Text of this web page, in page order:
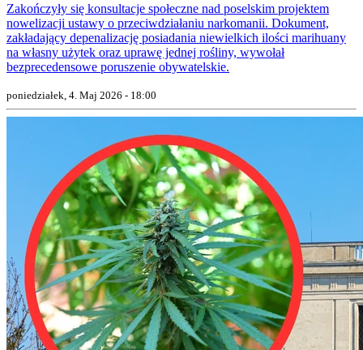
Zakończyły się konsultacje społeczne nad poselskim projektem
nowelizacji ustawy o przeciwdziałaniu narkomanii. Dokument,
zakładający depenalizację posiadania niewielkich ilości marihuany
na własny użytek oraz uprawę jednej rośliny, wywołał
bezprecedensowe poruszenie obywatelskie.
poniedziałek, 4. Maj 2026 - 18:00